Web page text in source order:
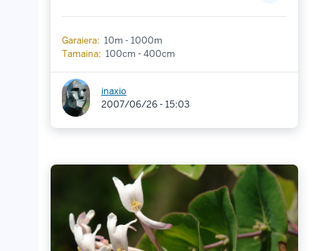
Garaiera: 10m - 1000m
Tamaina: 100cm - 400cm
inaxio
2007/06/26 - 15:03